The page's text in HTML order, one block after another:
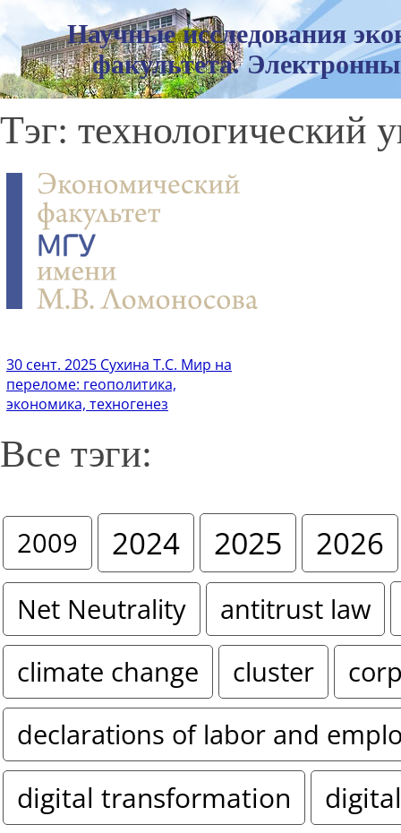
Научные исследования
факультета.
Тэг: технологический
30 сент. 2025 Сухина Т.С. Мир на
переломе: геополитика,
экономика, техногенез
Все тэги:
2009 2024 2025 2026
Net Neutrality
antitrust law
climate change
cluster
declarations of labor and
digital transformation